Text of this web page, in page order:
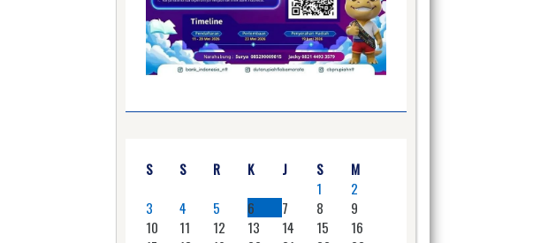
S S R K J S
M
1
2
3
4 5 6 7 8
9
10
11 12 13 14 15
16